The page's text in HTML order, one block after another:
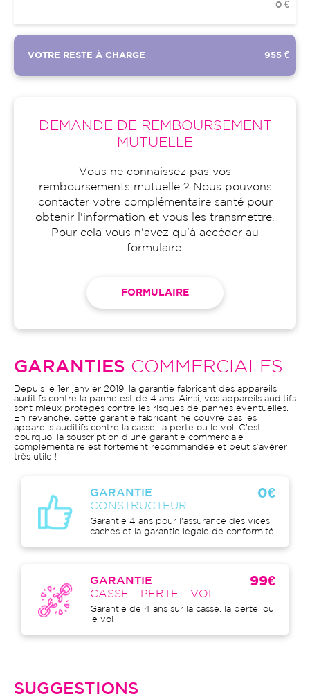
0 €
VOTRE RESTE À CHARGE 955 €
DEMANDE DE REMBOURSEMENT
MUTUELLE
Vous ne connaissez pas vos
remboursements mutuelle ? Nous pouvons
contacter votre complémentaire santé pour
obtenir l'information et vous les transmettre.
Pour cela vous n'avez qu'à accéder au
formulaire.
FORMULAIRE
GARANTIES COMMERCIALES
Depuis le 1er janvier 2019, la garantie fabricant des appareils
auditifs contre la panne est de 4 ans. Ainsi, vos appareils auditifs
sont mieux protégés contre les risques de pannes éventuelles.
En revanche, cette garantie fabricant ne couvre pas les
appareils auditifs contre la casse, la perte ou le vol. C’est
pourquoi la souscription d’une garantie commerciale
complémentaire est fortement recommandée et peut s’avérer
très utile !
GARANTIE
CONSTRUCTEUR
0€
Garantie 4 ans pour l'assurance des vices
cachés et la garantie légale de conformité
GARANTIE
CASSE - PERTE - VOL
99€
Garantie de 4 ans sur la casse, la perte, ou
le vol
SUGGESTIONS